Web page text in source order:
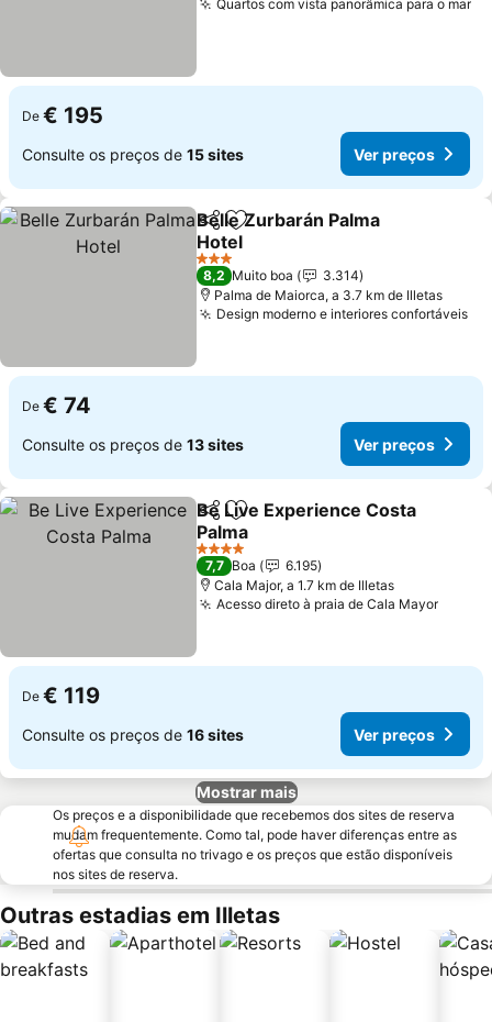
Quartos com vista panorâmica para o mar
De € 195
Consulte os preços de 15 sites Ver preços
PartilharAdicionar aos favoritos
Belle Zurbarán Palma
Hotel
3 Estrelas
8,2 Muito boa
3.314
Palma de Maiorca, a 3.7 km de Illetas
Design moderno e interiores confortáveis
De € 74
Consulte os preços de 13 sites Ver preços
PartilharAdicionar aos favoritos
Be Live Experience Costa
Palma
4 Estrelas
7,7 Boa
6.195
Cala Major, a 1.7 km de Illetas
Acesso direto à praia de Cala Mayor
De € 119
Consulte os preços de 16 sites Ver preços
Mostrar mais
Os preços e a disponibilidade que recebemos dos sites de reserva
mudam frequentemente. Como tal, pode haver diferenças entre as
ofertas que consulta no trivago e os preços que estão disponíveis
nos sites de reserva.
Outras estadias em Illetas